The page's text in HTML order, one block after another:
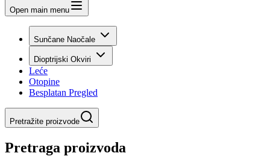
Open main menu
Sunčane Naočale
Dioptrijski Okviri
Leće
Otopine
Besplatan Pregled
Pretražite proizvode
Pretraga proizvoda